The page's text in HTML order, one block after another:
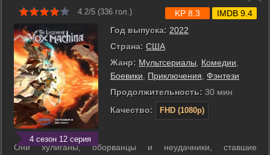
4.2/5 (336 гол.)
4 сезон 12 серия
Год выпуска: 2022
Страна: США
Жанр: Мультсериалы Комедии
Боевики
Приключения Фэнтези
Продолжительность: 30 мин
Качество:
FHD (1080p)
KP 8.3 IMDB 9.4
Они хулиганы, оборванцы и неудачники, ставшие